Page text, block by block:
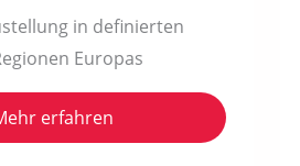
in definierten
Europas
erfahren